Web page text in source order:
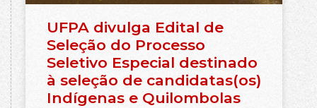
UFPA divulga Edital de
Seleção do Processo
Seletivo Especial destinado
à seleção de candidatas(os)
Indígenas e Quilombolas